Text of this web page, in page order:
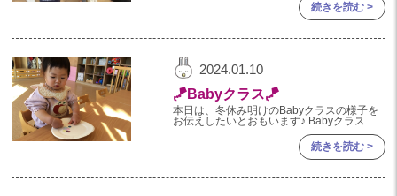
続きを読む >
2024.01.10
🪁Babyクラス🪁
本日は、冬休み明けのBabyクラスの様子を
お伝えしたいとおもいます♪ Babyクラスさ
んもお正月遊びに夢中です♡ シールやベビ
ーコロールを使用して可愛いデザインのコマ
続きを読む >